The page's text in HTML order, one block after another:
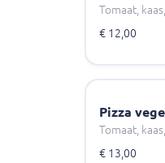
Tomaat,
€ 12,00
Pizza
Tomaat,
€ 13,00